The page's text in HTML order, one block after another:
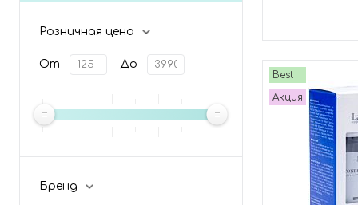
Розничная цена
От До
Бренд
Best
Акция